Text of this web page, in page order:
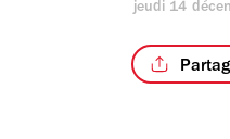
jeudi 14